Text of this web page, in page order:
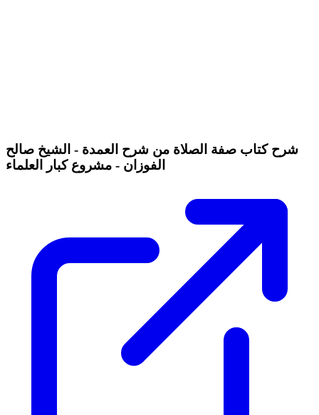
شرح كتاب صفة الصلاة من شرح العمدة - الشيخ صالح
الفوزان - مشروع كبار العلماء